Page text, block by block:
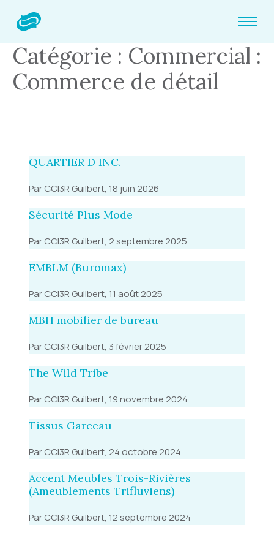
Catégorie : Commercial :
Commerce de détail
QUARTIER D INC.
Par CCI3R Guilbert, 18 juin 2026
Sécurité Plus Mode
Par CCI3R Guilbert, 2 septembre 2025
EMBLM (Buromax)
Par CCI3R Guilbert, 11 août 2025
MBH mobilier de bureau
Par CCI3R Guilbert, 3 février 2025
The Wild Tribe
Par CCI3R Guilbert, 19 novembre 2024
Tissus Garceau
Par CCI3R Guilbert, 24 octobre 2024
Accent Meubles Trois-Rivières
(Ameublements Trifluviens)
Par CCI3R Guilbert, 12 septembre 2024